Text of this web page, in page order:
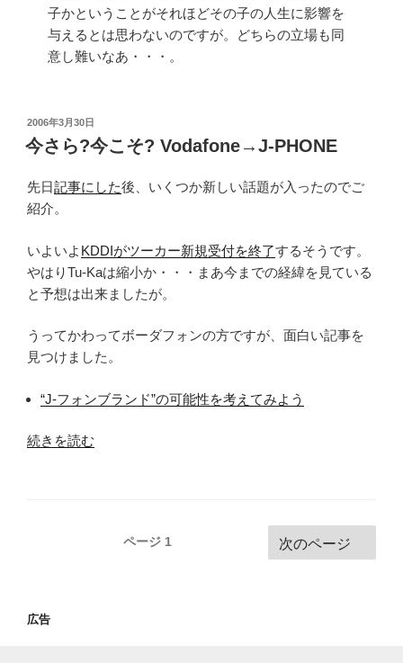
子かということがそれほどその子の人生に影響を
与えるとは思わないのですが。どちらの立場も同
意し難いなあ・・・。
投
稿
日:
2006年3月30日
今さら?今こそ? Vodafone→J-PHONE
先日記事にした後、いくつか新しい話題が入ったのでご
紹介。
いよいよ KDDIがツーカー新規受付を終了するそうです。
やはりTu-Kaは縮小か・・・まあ今までの経緯を見ている
と予想は出来ましたが。
うってかわってボーダフォンの方ですが、面白い記事を
見つけました。
“J-フォンブランド”の可能性を考えてみよう
“今
の
続きを読む
ビ
ページ 1 次のページ
広告